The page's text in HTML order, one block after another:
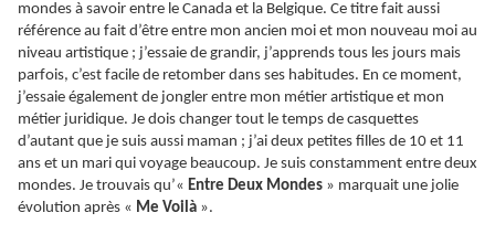
mondes à savoir entre le Canada et la Belgique. Ce titre fait aussi
référence au fait d’être entre mon ancien moi et mon nouveau moi au
niveau artistique ; j’essaie de grandir, j’apprends tous les jours mais
parfois, c’est facile de retomber dans ses habitudes. En ce moment,
j’essaie également de jongler entre mon métier artistique et mon
métier juridique. Je dois changer tout le temps de casquettes
d’autant que je suis aussi maman ; j’ai deux petites filles de 10 et 11
ans et un mari qui voyage beaucoup. Je suis constamment entre deux
mondes. Je trouvais qu’« Entre Deux Mondes » marquait une jolie
évolution après « Me Voilà ».